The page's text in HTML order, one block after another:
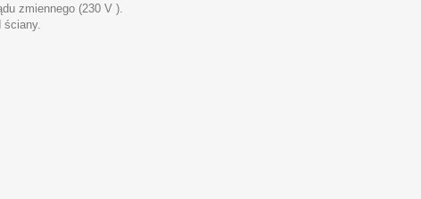
zmiennego (230 V ).
ściany.